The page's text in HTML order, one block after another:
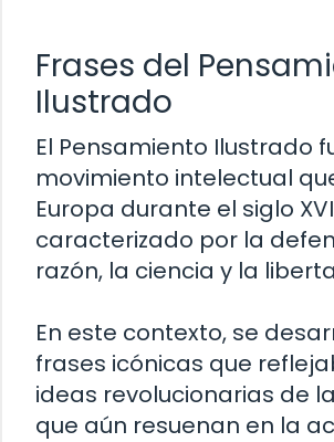
Frases del
Ilustrado
El Pensamiento Ilustrado
movimiento intelectual
Europa durante el siglo
caracterizado por la
razón, la ciencia y la
En este contexto, se
frases icónicas que
ideas revolucionarias de
que aún resuenan en la